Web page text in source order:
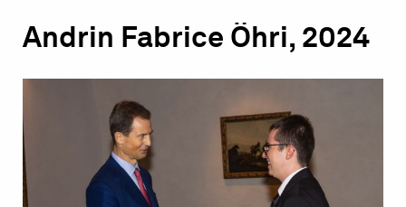
Andrin Fabrice Öhri, 2024